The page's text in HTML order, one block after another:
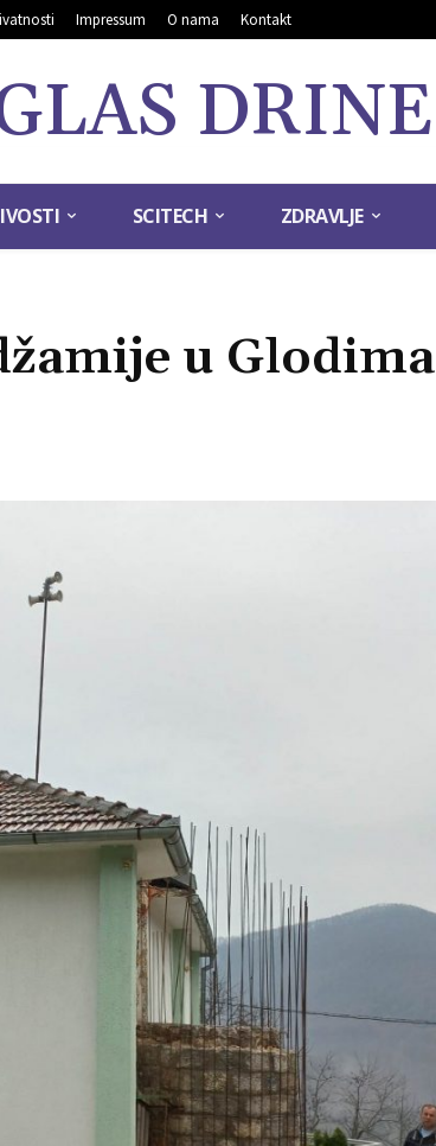
Impressum O nama Kontakt
DRINE
SCITECH ZDRAVLJE
u Glodima